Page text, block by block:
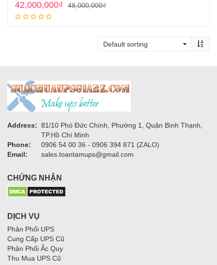
48,000,000₫Original
48,000,000₫.
42,000,000₫
Current
42,000,000₫.
Address: 81/10 Phó Đức Chính, Phường 1, Quận Bình Thạnh,
TP.Hồ Chí Minh
Phone:
0906 54 00 36 - 0906 394 871 (ZALO)
Email:
sales.toantamups@gmail.com
CHỨNG NHẬN
DỊCH VỤ
Phân Phối UPS
Cung Cấp UPS Cũ
Phân Phối Ắc Quy
Thu Mua UPS Cũ